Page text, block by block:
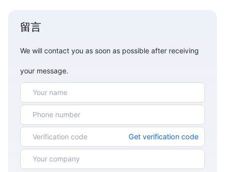
留言
We will contact you as soon as possible after receiving
your message.
Get verification code